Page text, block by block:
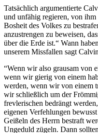
Tatsächlich argumentierte
und unfähig regieren, von
Bosheit des Volkes zu
anzustrengen zu beweisen,
über die Erde ist.“ Wann
unserem Missfallen sagt
“Wenn wir also grausam von
wenn wir gierig von einem
werden, wenn wir von einem
wir schließlich um der
frevlerischen bedrängt
eigenen Verfehlungen
Geißeln des Herrn bestraft
Ungeduld zügeln. Dann